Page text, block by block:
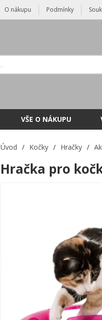
O nákupu Podmínky
VŠE O NÁKUPU
Úvod / Kočky / Hračky /
Hračka pro